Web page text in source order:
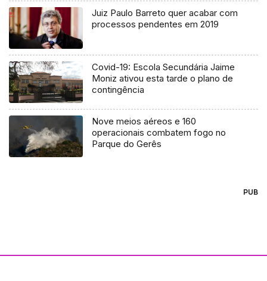
Juiz Paulo Barreto quer acabar com
processos pendentes em 2019
Covid-19: Escola Secundária Jaime
Moniz ativou esta tarde o plano de
contingência
Nove meios aéreos e 160
operacionais combatem fogo no
Parque do Gerês
PUB